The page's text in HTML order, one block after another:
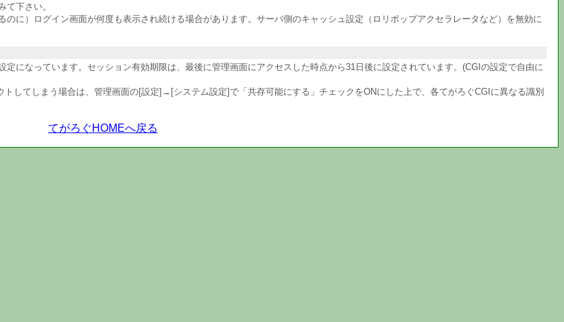
下さい。
に）ログイン画面が何度も表示され続ける場合があります。サーバ側のキャッシュ設定（ロリポップアクセラレータなど）を無効に
になっています。セッション有効期限は、最後に管理画面にアクセスした時点から31日後に設定されています。(CGIの設定で自由に
してしまう場合は、管理画面の[設定]→[システム設定]で「共存可能にする」チェックをONにした上で、各てがろぐCGIに異なる識別
てがろぐHOMEへ戻る